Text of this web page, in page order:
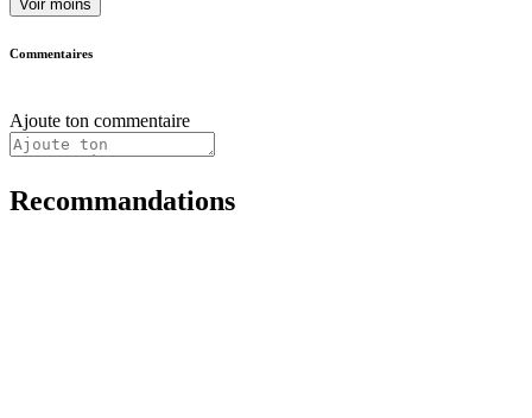
Voir moins
Commentaires
Ajoute ton commentaire
Recommandations